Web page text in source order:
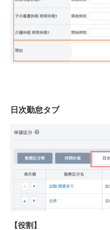
日次勤怠タブ
【役割 】